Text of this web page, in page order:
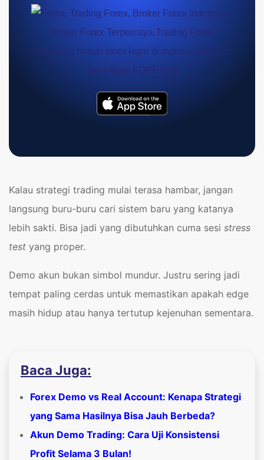
Kalau strategi trading mulai terasa hambar, jangan
langsung buru-buru cari sistem baru yang katanya
lebih sakti. Bisa jadi yang dibutuhkan cuma sesi stress
test yang proper.
Demo akun bukan simbol mundur. Justru sering jadi
tempat paling cerdas untuk memastikan apakah edge
masih hidup atau hanya tertutup kejenuhan sementara.
Baca Juga:
Forex Demo vs Real Account: Kenapa Strategi
yang Sama Hasilnya Bisa Jauh Berbeda?
Akun Demo Trading: Cara Uji Konsistensi
Profit Selama 3 Bulan!